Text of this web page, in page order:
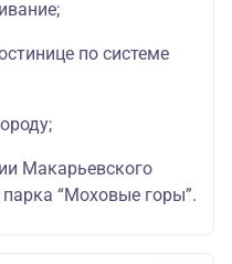
по системе
Макарьевского
“Моховые горы”.